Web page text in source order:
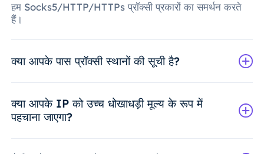
हम Socks5/HTTP/HTTPs प्रॉक्सी प्रकारों का समर्थन करते
हैं।
क्या आपके पास प्रॉक्सी स्थानों की सूची है?
क्या आपके IP को उच्च धोखाधड़ी मूल्य के रूप में
पहचाना जाएगा?